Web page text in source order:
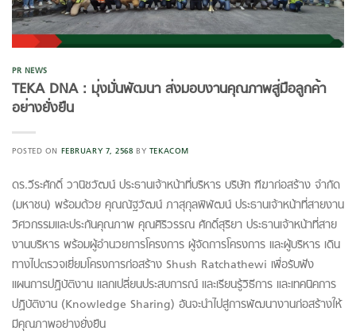
PR NEWS
TEKA DNA : มุ่งมั่นพัฒนา ส่งมอบงานคุณภาพสู่มือลูกค้า
อย่างยั่งยืน
POSTED ON FEBRUARY 7, 2568 BY TEKACOM
ดร.วีระศักดิ์ วานิชวัฒน์ ประธานเจ้าหน้าที่บริหาร บริษัท ฑีฆาก่อสร้าง จำกัด
(มหาชน) พร้อมด้วย คุณณัฐวัฒน์ ภาสุกุลพิพัฒน์ ประธานเจ้าหน้าที่สายงาน
วิศวกรรมและประกันคุณภาพ คุณศิริวรรณ ศักดิ์สุริยา ประธานเจ้าหน้าที่สาย
งานบริหาร พร้อมผู้อำนวยการโครงการ ผู้จัดการโครงการ และผู้บริหาร เดิน
ทางไปตรวจเยี่ยมโครงการก่อสร้าง Shush Ratchathewi เพื่อรับฟัง
แผนการปฏิบัติงาน แลกเปลี่ยนประสบการณ์ และเรียนรู้วิธีการ และเทคนิคการ
ปฏิบัติงาน (Knowledge Sharing) อันจะนำไปสู่การพัฒนางานก่อสร้างให้
มีคุณภาพอย่างยั่งยืน